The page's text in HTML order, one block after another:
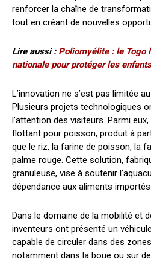
renforcer la chaîne de
tout en créant de nouvelles
Lire aussi : Poliomyélite : le Togo
nationale pour protéger les enfants
L’innovation ne s’est pas limitée
Plusieurs projets technologiques
l’attention des visiteurs. Parmi
flottant pour poisson, produit à
que le riz, la farine de poisson, la
palme rouge. Cette solution,
granuleuse, vise à soutenir
dépendance aux aliments importés.
Dans le domaine de la mobilité et
inventeurs ont présenté un
capable de circuler dans des
notamment dans la boue ou sur